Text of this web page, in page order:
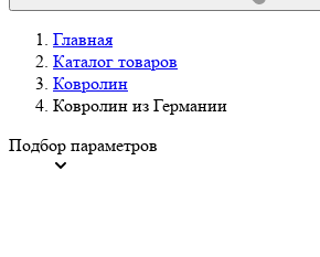
Главная
Каталог товаров
Ковролин
Ковролин из Германии
Подбор параметров